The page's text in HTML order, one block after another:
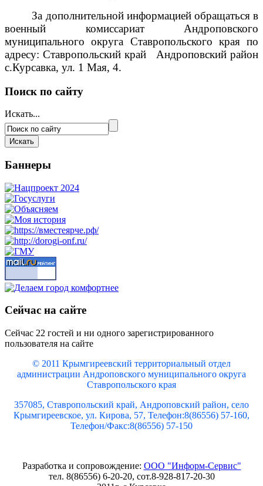
За дополнительной информацией обращаться в
военный комиссариат Андроповского
муниципального округа Ставропольского края по
адресу: Ставропольский край Андроповский район
с.Курсавка, ул. 1 Мая, 4.
Поиск по сайту
Искать...
Баннеры
Сейчас на сайте
Сейчас 22 гостей и ни одного зарегистрированного
пользователя на сайте
© 2011 Крымгиреевский территориальный отдел
администрации Андроповского муниципального округа
Ставропольского края
357085, Ставропольский край, Андроповский район, село
Крымгиреевское, ул. Кирова, 57, Телефон:8(86556) 57-160,
Телефон/Факс:8(86556) 57-150
Разработка и сопровождение: ООО "Информ-Сервис"
тел. 8(86556) 6-20-20, сот.8-928-817-20-30